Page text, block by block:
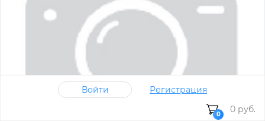
Войти Регистрация
0 0 руб.